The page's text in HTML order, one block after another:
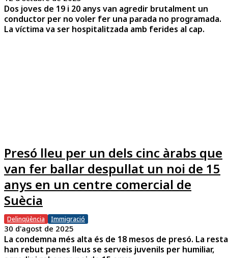
Dos joves de 19 i 20 anys van agredir brutalment un
conductor per no voler fer una parada no programada.
La víctima va ser hospitalitzada amb ferides al cap.
Presó lleu per un dels cinc àrabs que
van fer ballar despullat un noi de 15
anys en un centre comercial de
Suècia
Delinqüència Immigració
30 d'agost de 2025
La condemna més alta és de 18 mesos de presó. La resta
han rebut penes lleus se serveis juvenils per humiliar,